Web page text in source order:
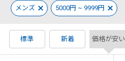
メンズ 5000円 ~ 9999円
標準 新着 価格が安い